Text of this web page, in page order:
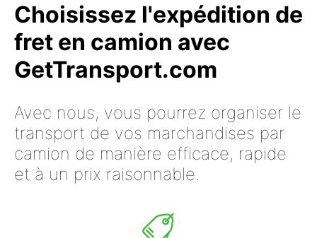
Choisissez l'expédition de
fret en camion avec
GetTransport.com
Avec nous, vous pourrez organiser le
transport de vos marchandises par
camion de manière efficace, rapide
et à un prix raisonnable.